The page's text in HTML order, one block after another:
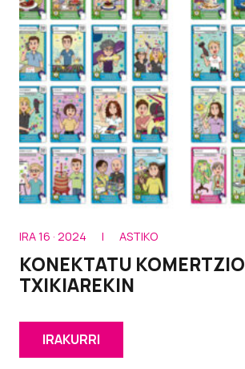
IRA 16 · 2024 | ASTIKO
KONEKTATU KOMERTZIO
TXIKIAREKIN
IRAKURRI